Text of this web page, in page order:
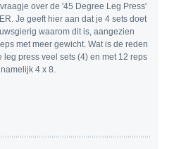
over de '45 Degree Leg Press'
Je geeft hier aan dat je 4 sets doet
waarom dit is, aangezien
met meer gewicht. Wat is de reden
press veel sets (4) en met 12 reps
4 x 8.